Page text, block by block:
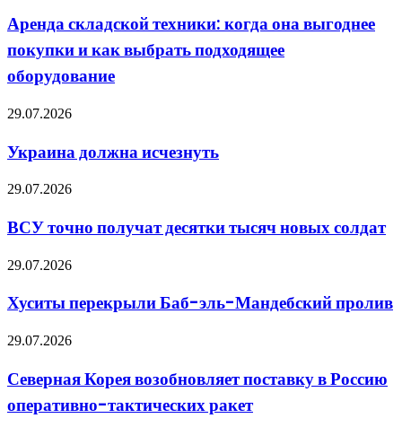
техники:
когда
она
покупки
как
подходящее
оборудование
Аренда складской техники: когда она выгоднее
покупки и как выбрать подходящее
оборудование
Украина
исчезнуть
29.07.2026
Украина должна исчезнуть
ВСУ
получат
десятки
новых
29.07.2026
ВСУ точно получат десятки тысяч новых солдат
Хуситы
Баб-
эль-
пролив
29.07.2026
Хуситы перекрыли Баб-эль-Мандебский пролив
Северная
возобновляет
поставку
в
29.07.2026
Северная Корея возобновляет поставку в Россию
оперативно-тактических ракет